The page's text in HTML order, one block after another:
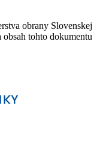
obrany Slovenskej
tohto dokumentu